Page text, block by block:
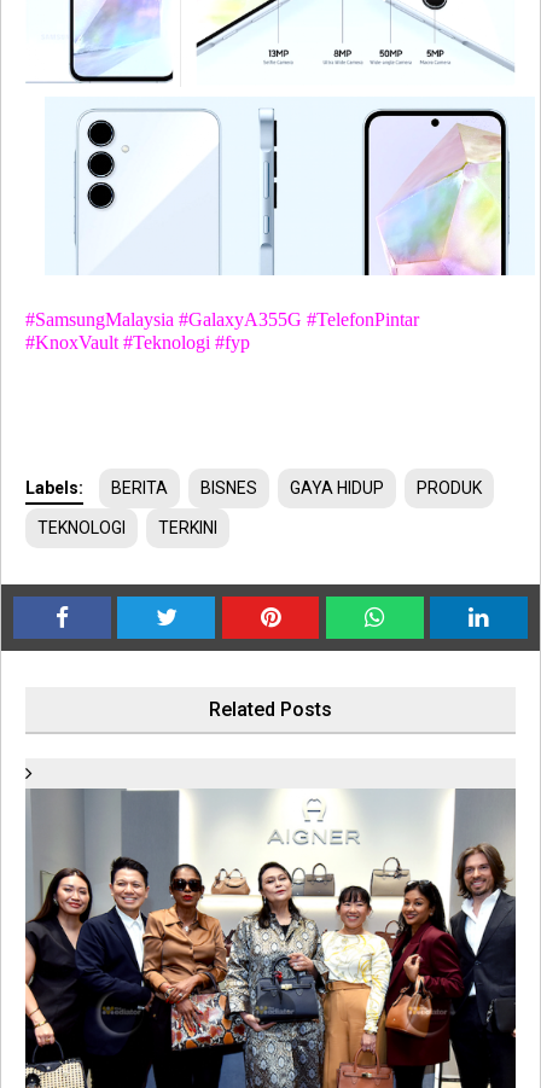
#SamsungMalaysia #GalaxyA355G #TelefonPintar
#KnoxVault #Teknologi #fyp
Labels: BERITA BISNES GAYA HIDUP PRODUK
TEKNOLOGI TERKINI
Related Posts